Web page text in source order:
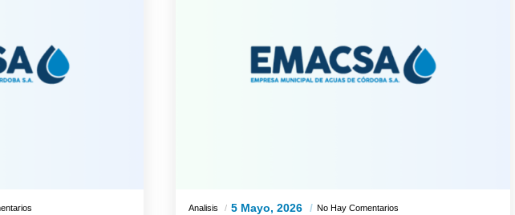
Analisis 5 Mayo, 2026 No Hay Comentarios